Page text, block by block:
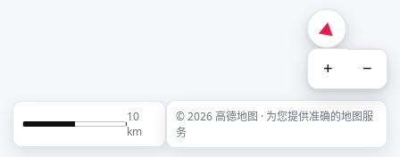
+ −
10
km
© 2026 高德地图 · 为您提供准确的地图服
务